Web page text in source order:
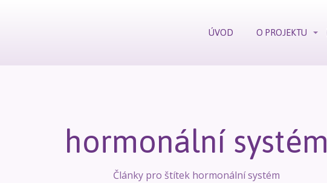
ÚVOD O PROJEKTU
hormonální systém
Články pro štítek hormonální systém